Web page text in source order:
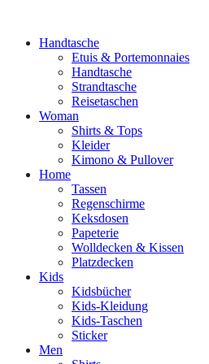
Handtasche
Etuis & Portemonnaies
Handtasche
Strandtasche
Reisetaschen
Woman
Shirts & Tops
Kleider
Kimono & Pullover
Home
Tassen
Regenschirme
Keksdosen
Papeterie
Wolldecken & Kissen
Platzdecken
Kids
Kidsbücher
Kids-Kleidung
Kids-Taschen
Sticker
Men